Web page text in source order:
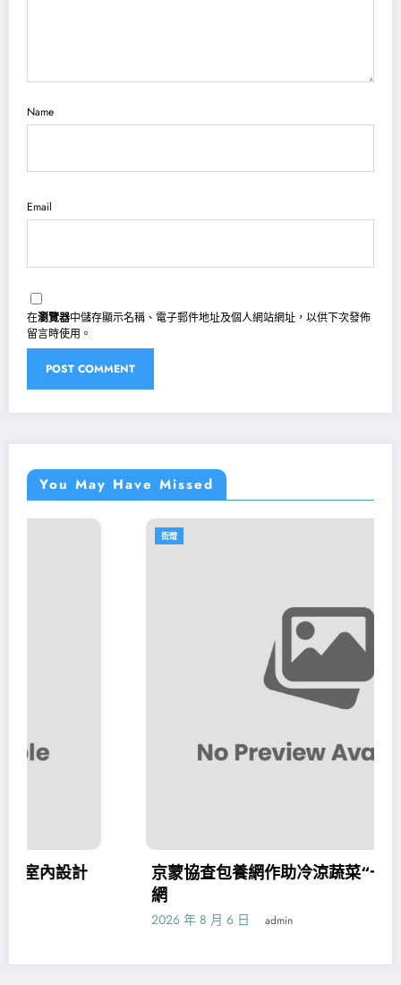
Name
Email
在瀏覽器中儲存顯示名稱、電子郵件地址及個人網站網址，以供下次發佈
留言時使用。
You May Have Missed
京蒙協查包養網作助冷涼蔬菜“一路生花”_中
2026 年 8 月 6 日 admin